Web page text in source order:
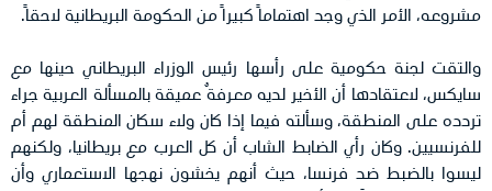
مشروعه، الأمر الذي وجد اهتماماً كبيراً من الحكومة البريطانية لاحقاً.
والتقت لجنة حكومية على رأسها رئيس الوزراء البريطاني حينها مع
سايكس، لاعتقادها أن الأخير لديه معرفةٌ عميقة بالمسألة العربية جراء
تردده على المنطقة، وسألته فيما إذا كان ولاء سكان المنطقة لهم أم
للفرنسيين. وكان رأي الضابط الشاب أن كل العرب مع بريطانيا، ولكنهم
ليسوا بالضبط ضد فرنسا، حيث أنهم يخشون نهجها الاستعماري وأن